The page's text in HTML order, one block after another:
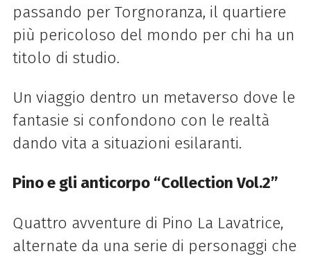
passando per Torgnoranza, il quartiere
più pericoloso del mondo per chi ha un
titolo di studio.
Un viaggio dentro un metaverso dove le
fantasie si confondono con le realtà
dando vita a situazioni esilaranti.
Pino e gli anticorpo “Collection Vol.2”
Quattro avventure di Pino La Lavatrice,
alternate da una serie di personaggi che